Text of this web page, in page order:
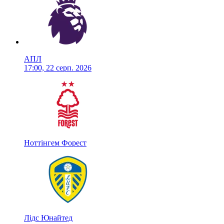
АПЛ
17:00, 22 серп. 2026
Ноттінгем Форест
Лідс Юнайтед